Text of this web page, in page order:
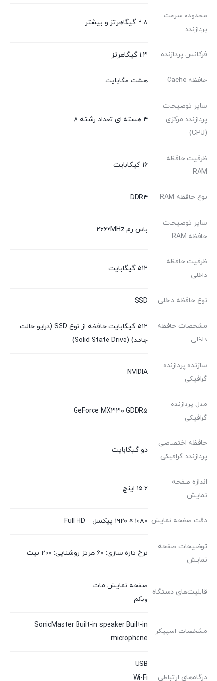
محدوده سرعت
پردازنده
۲.۸ گیگاهرتز و بیشتر
فرکانس پردازنده ۱.۳ گیگاهرتز
حافظه Cache هشت مگابایت
سایر توضیحات
پردازنده مرکزی
(CPU)
۴ هسته ای تعداد رشته ۸
ظرفیت حافظه
RAM
۱۶ گیگابایت
نوع حافظه RAM DDR۴
سایر توضیحات
حافظه RAM
باس رم ۲۶۶۶MHz
ظرفیت حافظه
داخلی
۵۱۲ گیگابایت
نوع حافظه داخلی SSD
مشخصات حافظه
داخلی
۵۱۲ گیگابایت حافظه از نوع SSD (درایو حالت
جامد) (Solid State Drive)
سازنده پردازنده
گرافیکی
NVIDIA
مدل پردازنده
گرافیکی
GeForce MX۳۳۰ GDDR۵
حافظه اختصاصی
پردازنده گرافیکی
دو گیگابایت
اندازه صفحه
نمایش
۱۵.۶ اینچ
دقت صفحه نمایش ۱۰۸۰ × ۱۹۲۰ پیکسل – Full HD
توضیحات صفحه
نمایش
نرخ تازه سازی: ۶۰ هرتز روشنایی: ۲۰۰ نیت
قابلیت‌های دستگاه
صفحه نمایش مات
وبکم
مشخصات اسپیکر
SonicMaster Built-in speaker Built-in
microphone
درگاه‌های ارتباطی
USB
Wi-Fi